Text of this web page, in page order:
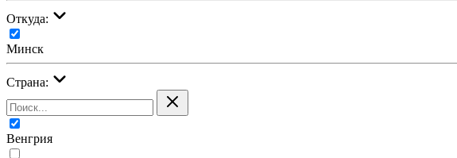
Откуда:
Минск
Страна:
Венгрия